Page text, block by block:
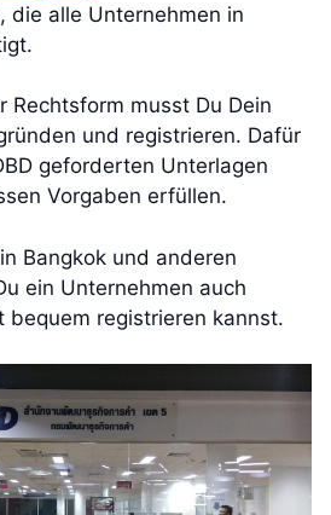
die alle Unternehmen in
Rechtsform musst Du Dein
und registrieren. Dafür
geforderten Unterlagen
Vorgaben erfüllen.
Bangkok und anderen
ein Unternehmen auch
bequem registrieren kannst.